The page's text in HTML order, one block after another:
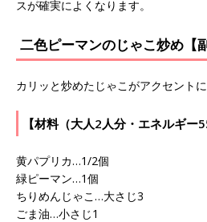
スが確実によくなります。
二色ピーマンのじゃこ炒め【
カリッと炒めたじゃこがアクセント
【材料（大人2人分・エネルギ
黄パプリカ…1/2個
緑ピーマン…1個
ちりめんじゃこ…大さじ3
ごま油…小さじ1